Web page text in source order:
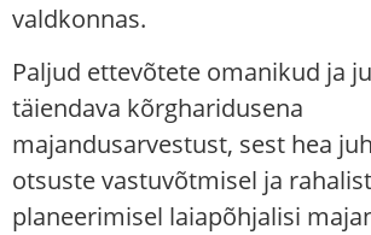
valdkonnas.
Paljud ettevõtete omanikud ja
täiendava kõrgharidusena
majandusarvestust, sest hea
otsuste vastuvõtmisel ja
planeerimisel laiapõhjalisi